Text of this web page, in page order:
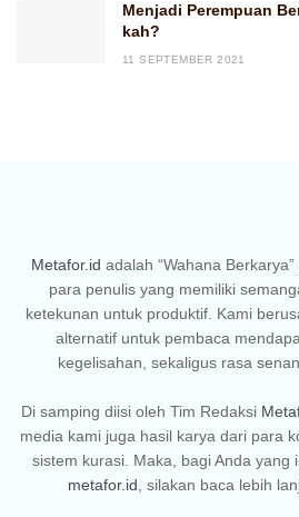
Menjadi Perempuan
kah?
11 SEPTEMBER 2021
Metafor.id adalah “Wahana
para penulis yang memiliki
ketekunan untuk produktif. Kami
alternatif untuk pembaca
kegelisahan, sekaligus rasa
Di samping diisi oleh Tim Redaksi
media kami juga hasil karya dari para
sistem kurasi. Maka, bagi Anda yang
metafor.id , silakan baca lebih